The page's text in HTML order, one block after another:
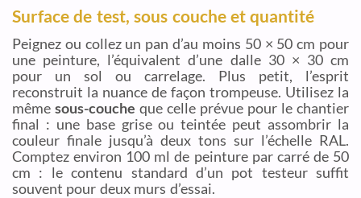
Surface de test, sous couche et quantité
Peignez ou collez un pan d’au moins 50 × 50 cm pour
une peinture, l’équivalent d’une dalle 30 × 30 cm
pour un sol ou carrelage. Plus petit, l’esprit
reconstruit la nuance de façon trompeuse. Utilisez la
même sous-couche que celle prévue pour le chantier
final : une base grise ou teintée peut assombrir la
couleur finale jusqu’à deux tons sur l’échelle RAL.
Comptez environ 100 ml de peinture par carré de 50
cm : le contenu standard d’un pot testeur suffit
souvent pour deux murs d’essai.